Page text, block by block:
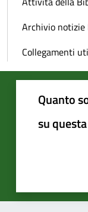
Archivio notizie
Collegamenti
Quanto
su